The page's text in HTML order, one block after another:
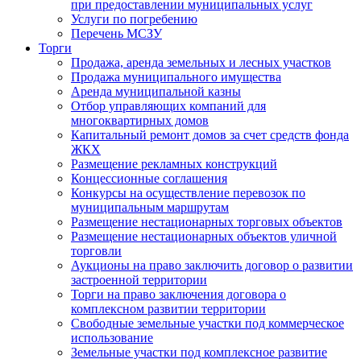
при предоставлении муниципальных услуг
Услуги по погребению
Перечень МСЗУ
Торги
Продажа, аренда земельных и лесных участков
Продажа муниципального имущества
Аренда муниципальной казны
Отбор управляющих компаний для
многоквартирных домов
Капитальный ремонт домов за счет средств фонда
ЖКХ
Размещение рекламных конструкций
Концессионные соглашения
Конкурсы на осуществление перевозок по
муниципальным маршрутам
Размещение нестационарных торговых объектов
Размещение нестационарных объектов уличной
торговли
Аукционы на право заключить договор о развитии
застроенной территории
Торги на право заключения договора о
комплексном развитии территории
Свободные земельные участки под коммерческое
использование
Земельные участки под комплексное развитие